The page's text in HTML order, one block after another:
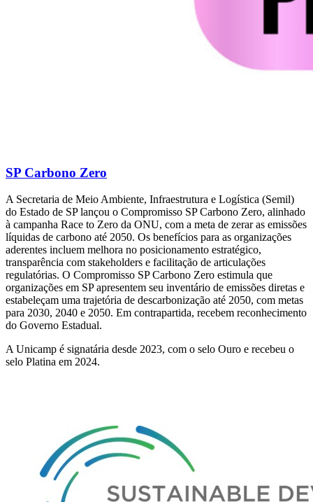
SP Carbono Zero
A Secretaria de Meio Ambiente, Infraestrutura e Logística (Semil)
do Estado de SP lançou o Compromisso SP Carbono Zero, alinhado
à campanha Race to Zero da ONU, com a meta de zerar as emissões
líquidas de carbono até 2050. Os benefícios para as organizações
aderentes incluem melhora no posicionamento estratégico,
transparência com stakeholders e facilitação de articulações
regulatórias. O Compromisso SP Carbono Zero estimula que
organizações em SP apresentem seu inventário de emissões diretas e
estabeleçam uma trajetória de descarbonização até 2050, com metas
para 2030, 2040 e 2050. Em contrapartida, recebem reconhecimento
do Governo Estadual.
A Unicamp é signatária desde 2023, com o selo Ouro e recebeu o
selo Platina em 2024.